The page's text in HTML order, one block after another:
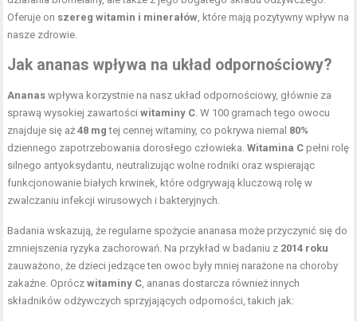
Oferuje on szereg witamin i minerałów , które mają pozytywny wpływ na
nasze zdrowie.
Jak ananas wpływa na układ odpornościowy?
Ananas wpływa korzystnie na nasz układ odpornościowy, głównie za
sprawą wysokiej zawartościwitaminy C . W 100 gramach tego owocu
znajduje się aż48 mg tej cennej witaminy, co pokrywa niemal 80%
dziennego zapotrzebowania dorosłego człowieka.Witamina C pełni rolę
silnego antyoksydantu, neutralizując wolne rodniki oraz wspierając
funkcjonowanie białych krwinek, które odgrywają kluczową rolę w
zwalczaniu infekcji wirusowych i bakteryjnych.
Badania wskazują, że regularne spożycie ananasa może przyczynić się do
zmniejszenia ryzyka zachorowań. Na przykład w badaniu z 2014 roku
zauważono, że dzieci jedzące ten owoc były mniej narażone na choroby
zakaźne. Opróczwitaminy C , ananas dostarcza również innych
składników odżywczych sprzyjających odporności, takich jak: